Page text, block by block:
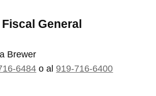
General
Brewer
6484 o al 919-716-6400